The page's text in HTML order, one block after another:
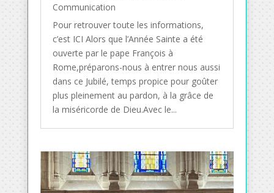
Communication
Pour retrouver toute les informations,
c’est ICI Alors que l’Année Sainte a été
ouverte par le pape François à
Rome,préparons-nous à entrer nous aussi
dans ce Jubilé, temps propice pour goûter
plus pleinement au pardon, à la grâce de
la miséricorde de Dieu.­Avec le...